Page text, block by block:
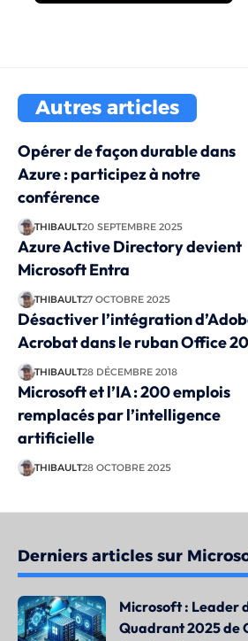
Autres articles
Opérer de façon durable dans
Azure : participez à notre
conférence
THIBAULT20 SEPTEMBRE 2025
Azure Active Directory devient
Microsoft Entra
THIBAULT27 OCTOBRE 2025
Désactiver l’intégration
Acrobat dans le ruban Office
THIBAULT28 DÉCEMBRE 2018
Microsoft et l’IA : 200 emplois
remplacés par l’intelligence
artificielle
THIBAULT28 OCTOBRE 2025
Derniers articles sur
Microsoft : Leader
Quadrant 2025 de